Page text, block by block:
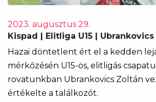
2023. augusztus 29.
Kispad | Elitliga U15 |
Hazai döntetlent ért el a kedden
mérkőzésén U15-ös, elitligás
rovatunkban Ubrankovics Zoltán
értékelte a találkozót.